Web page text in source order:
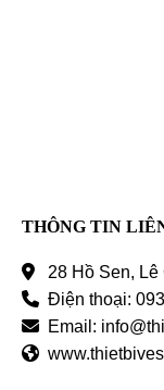
THÔNG TIN
28 Hồ Sen, Lê
Điện thoại:
Email: